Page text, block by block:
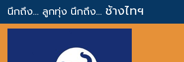
นึกถึง... ลูกทุ่ง นึกถึง... ช้างไทฯ